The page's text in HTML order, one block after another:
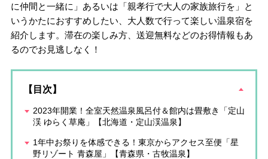
に仲間と一緒に」あるいは「親孝行で大人の家族旅行を」と
いうかたにおすすめしたい、大人数で行って楽しい温泉宿を
紹介します。滞在の楽しみ方、送迎無料などのお得情報もあ
るのでお見逃しなく！
【目次】
2023年開業！全室天然温泉風呂付＆館内は畳敷き「定山
渓 ゆらく草庵」【北海道・定山渓温泉】
1年中お祭りを体感できる！東京からアクセス至便「星
野リゾート 青森屋」【青森県・古牧温泉】